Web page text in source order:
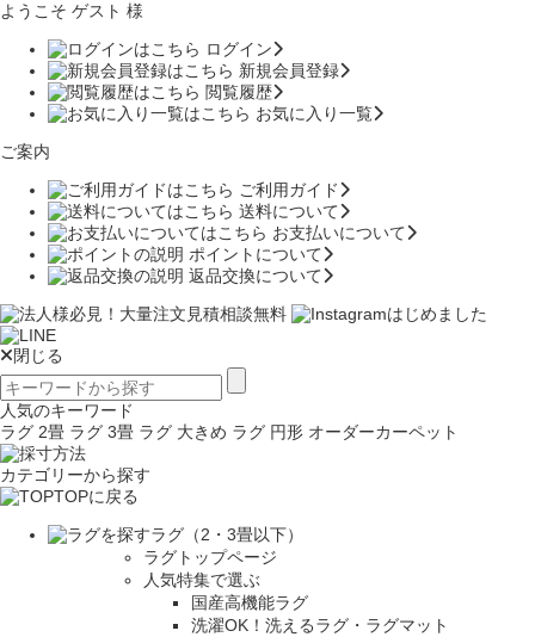
ようこそ ゲスト 様
ログイン
新規会員登録
閲覧履歴
お気に入り一覧
ご案内
ご利用ガイド
送料について
お支払いについて
ポイントについて
返品交換について
閉じる
人気のキーワード
ラグ 2畳 ラグ 3畳 ラグ 大きめ ラグ 円形 オーダーカーペット
カテゴリーから探す
TOPに戻る
ラグ（2・3畳以下）
ラグトップページ
人気特集で選ぶ
国産高機能ラグ
洗濯OK！洗えるラグ・ラグマット